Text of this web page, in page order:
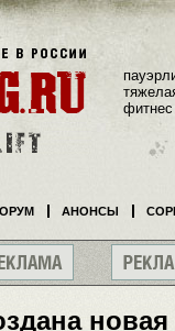
фитнес
АНОНСЫ